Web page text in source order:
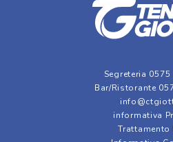
Segreteria 0575
Bar/Ristorante
informativa
Trattamento